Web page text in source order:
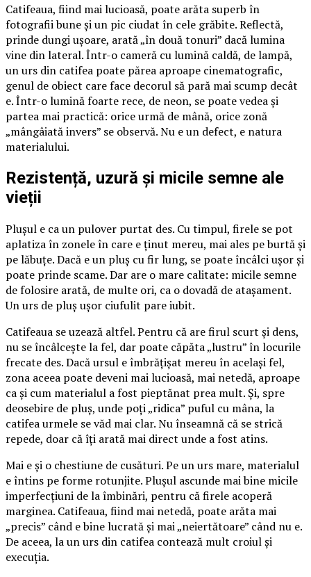
Catifeaua, fiind mai lucioasă, poate arăta superb în
fotografii bune și un pic ciudat în cele grăbite. Reflectă,
prinde dungi ușoare, arată „în două tonuri” dacă lumina
vine din lateral. Într-o cameră cu lumină caldă, de lampă,
un urs din catifea poate părea aproape cinematografic,
genul de obiect care face decorul să pară mai scump decât
e. Într-o lumină foarte rece, de neon, se poate vedea și
partea mai practică: orice urmă de mână, orice zonă
„mângâiată invers” se observă. Nu e un defect, e natura
materialului.
Rezistență, uzură și micile semne ale
vieții
Plușul e ca un pulover purtat des. Cu timpul, firele se pot
aplatiza în zonele în care e ținut mereu, mai ales pe burtă și
pe lăbuțe. Dacă e un pluș cu fir lung, se poate încâlci ușor și
poate prinde scame. Dar are o mare calitate: micile semne
de folosire arată, de multe ori, ca o dovadă de atașament.
Un urs de pluș ușor ciufulit pare iubit.
Catifeaua se uzează altfel. Pentru că are firul scurt și dens,
nu se încâlcește la fel, dar poate căpăta „lustru” în locurile
frecate des. Dacă ursul e îmbrățișat mereu în același fel,
zona aceea poate deveni mai lucioasă, mai netedă, aproape
ca și cum materialul a fost pieptănat prea mult. Și, spre
deosebire de pluș, unde poți „ridica” puful cu mâna, la
catifea urmele se văd mai clar. Nu înseamnă că se strică
repede, doar că îți arată mai direct unde a fost atins.
Mai e și o chestiune de cusături. Pe un urs mare, materialul
e întins pe forme rotunjite. Plușul ascunde mai bine micile
imperfecțiuni de la îmbinări, pentru că firele acoperă
marginea. Catifeaua, fiind mai netedă, poate arăta mai
„precis” când e bine lucrată și mai „neiertătoare” când nu e.
De aceea, la un urs din catifea contează mult croiul și
execuția.